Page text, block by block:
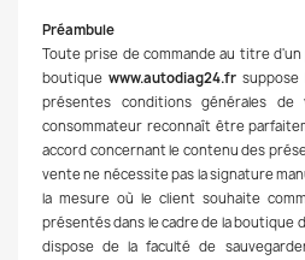
Préambule
Toute prise de commande au titre
boutique www.autodiag24.fr suppose
présentes conditions générales de
consommateur reconnaît être
accord concernant le contenu des
vente ne nécessite pas la signature
la mesure où le client souhaite
présentés dans le cadre de la boutique
dispose de la faculté de